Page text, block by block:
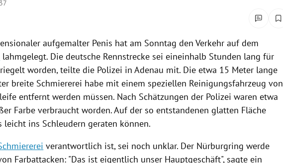
aufgemalter Penis hat am Sonntag den Verkehr auf dem
lahmgelegt. Die deutsche Rennstrecke sei eineinhalb Stunden lang für
worden, teilte die Polizei inAdenau mit. Die etwa 15 Meter lange
breite Schmiererei habe mit einem speziellen Reinigungsfahrzeug von
entfernt werden müssen. Nach Schätzungen der Polizei waren etwa
Farbe verbraucht worden. Auf der so entstandenen glatten Fläche
leicht ins Schleudern geraten können.
verantwortlich ist, sei noch unklar. Der Nürburgring werde
Farbattacken: "Das ist eigentlich unser Hauptgeschäft", sagte ein